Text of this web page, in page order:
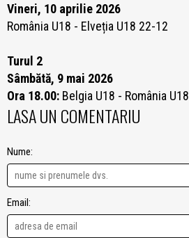
Vineri, 10 aprilie 2026
România U18 - Elveția U18 22-12
Turul 2
Sâmbătă, 9 mai 2026
Ora 18.00: Belgia U18 - România U18
LASA UN COMENTARIU
Nume:
Email: